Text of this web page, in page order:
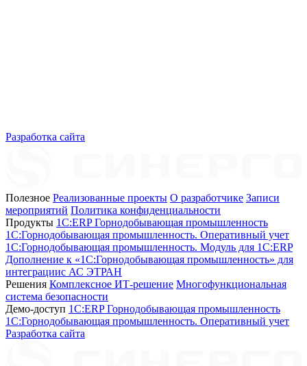
Разработка сайта
Полезное Реализованные проекты О разработчике Записи
мероприятий Политика конфиденциальности
Продукты 1C:ERP Горнодобывающая промышленность
1C:Горнодобывающая промышленность. Оперативный учет
1C:Горнодобывающая промышленность. Модуль для 1С:ERP
Дополнение к «1С:Горнодобывающая промышленность» для
интеграциис АС ЭТРАН
Решения Комплексное ИТ-решение Многофункциональная
система безопасности
Демо-доступ 1С:ERP Горнодобывающая промышленность
1С:Горнодобывающая промышленность. Оперативный учет
Разработка сайта